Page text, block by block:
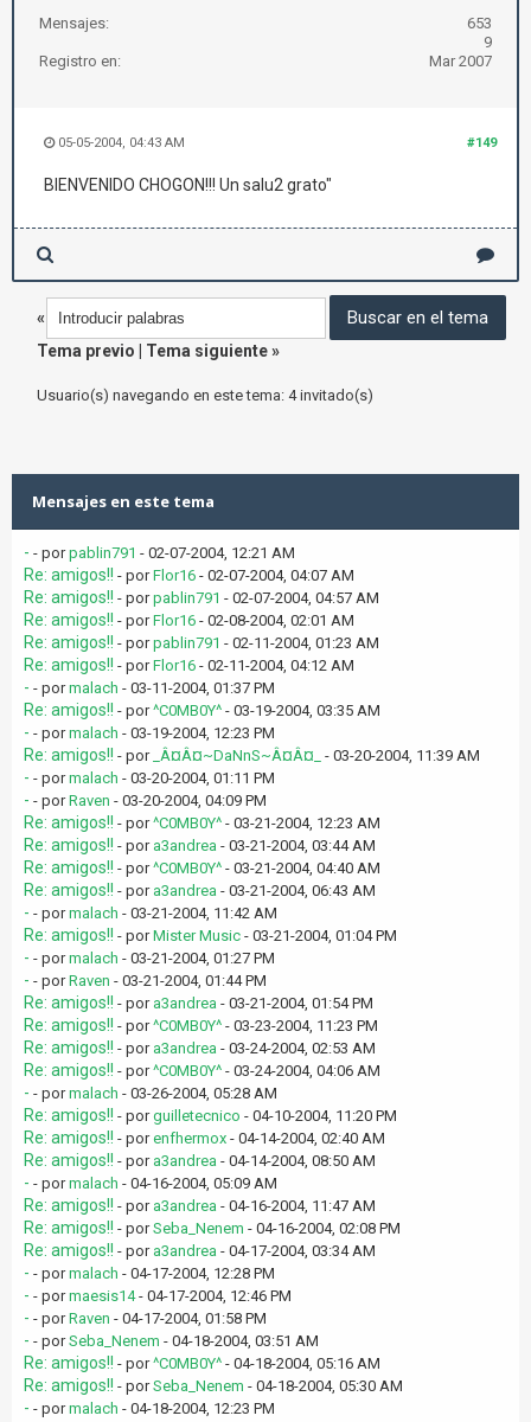
Mensajes:
653
9
Registro en:
Mar 2007
#149
05-05-2004, 04:43 AM
BIENVENIDO CHOGON!!! Un salu2 grato"
«
Tema previo
Tema siguiente»
Usuario(s) navegando en este tema: 4 invitado(s)
Mensajes en este tema
- - porpablin791 - 02-07-2004, 12:21 AM
Re: amigos!! - porFlor16 - 02-07-2004, 04:07 AM
Re: amigos!! - porpablin791 - 02-07-2004, 04:57 AM
Re: amigos!! - porFlor16 - 02-08-2004, 02:01 AM
Re: amigos!! - porpablin791 - 02-11-2004, 01:23 AM
Re: amigos!! - porFlor16 - 02-11-2004, 04:12 AM
- - pormalach - 03-11-2004, 01:37 PM
Re: amigos!! - por^C0MB0Y^ - 03-19-2004, 03:35 AM
- - pormalach - 03-19-2004, 12:23 PM
Re: amigos!! - por _Â¤Â¤~DaNnS~Â¤Â¤_ - 03-20-2004, 11:39 AM
- - pormalach - 03-20-2004, 01:11 PM
- - porRaven - 03-20-2004, 04:09 PM
Re: amigos!! - por^C0MB0Y^ - 03-21-2004, 12:23 AM
Re: amigos!! - por a3andrea - 03-21-2004, 03:44 AM
Re: amigos!! - por^C0MB0Y^ - 03-21-2004, 04:40 AM
Re: amigos!! - por a3andrea - 03-21-2004, 06:43 AM
- - pormalach - 03-21-2004, 11:42 AM
Re: amigos!! - porMister Music - 03-21-2004, 01:04 PM
- - pormalach - 03-21-2004, 01:27 PM
- - porRaven - 03-21-2004, 01:44 PM
Re: amigos!! - por a3andrea - 03-21-2004, 01:54 PM
Re: amigos!! - por^C0MB0Y^ - 03-23-2004, 11:23 PM
Re: amigos!! - por a3andrea - 03-24-2004, 02:53 AM
Re: amigos!! - por^C0MB0Y^ - 03-24-2004, 04:06 AM
- - pormalach - 03-26-2004, 05:28 AM
Re: amigos!! - porguilletecnico - 04-10-2004, 11:20 PM
Re: amigos!! - porenfhermox - 04-14-2004, 02:40 AM
Re: amigos!! - por a3andrea - 04-14-2004, 08:50 AM
- - pormalach - 04-16-2004, 05:09 AM
Re: amigos!! - por a3andrea - 04-16-2004, 11:47 AM
Re: amigos!! - porSeba_Nenem - 04-16-2004, 02:08 PM
Re: amigos!! - por a3andrea - 04-17-2004, 03:34 AM
- - pormalach - 04-17-2004, 12:28 PM
- - pormaesis14- 04-17-2004, 12:46 PM
- - porRaven - 04-17-2004, 01:58 PM
- - porSeba_Nenem - 04-18-2004, 03:51 AM
Re: amigos!! - por^C0MB0Y^ - 04-18-2004, 05:16 AM
Re: amigos!! - porSeba_Nenem - 04-18-2004, 05:30 AM
- - pormalach - 04-18-2004, 12:23 PM